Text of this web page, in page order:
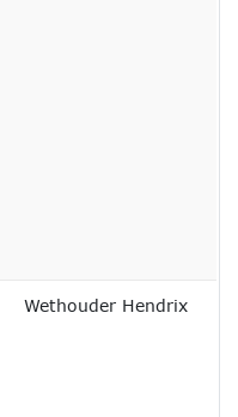
Wethouder Hendrix